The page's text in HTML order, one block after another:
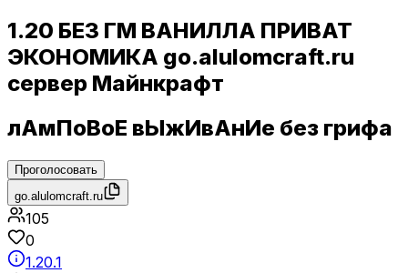
1.20 БЕЗ ГМ ВАНИЛЛА ПРИВАТ
ЭКОНОМИКА go.alulomcraft.ru
сервер Майнкрафт
лАмПоВоЕ вЫжИвАнИе без грифа
Проголосовать
go.alulomcraft.ru
105
0
1.20.1